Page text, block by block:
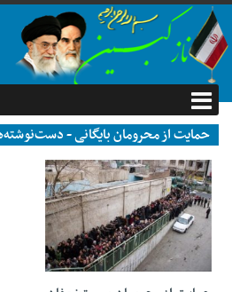
حمایت از محرومان بایگانی -
نازکبین